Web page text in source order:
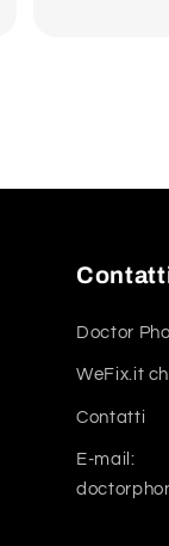
Doctor
WeFix.it
Contatti
E-mail: